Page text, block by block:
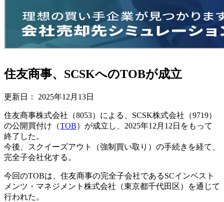
住友商事、SCSKへのTOBが成立
更新日： 2025年12月13日
住友商事株式会社（8053）による、SCSK株式会社（9719）
の公開買付け（TOB）が成立し、2025年12月12日をもって
終了した。
今後、スクイーズアウト（強制買い取り）の手続きを経て、
完全子会社化する。
今回のTOBは、住友商事の完全子会社であるSCインベスト
メンツ・マネジメント株式会社（東京都千代田区）を通じて
行われた。